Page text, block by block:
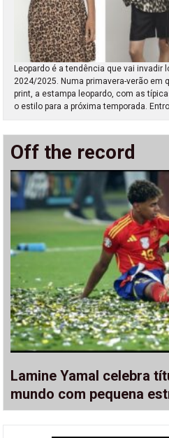
Leopardo é a tendência que vai
2024/2025. Numa primavera-verão em
print, a estampa leopardo, com as
o estilo para a próxima temporada.
Off the record
Lamine Yamal celebra
mundo com pequena